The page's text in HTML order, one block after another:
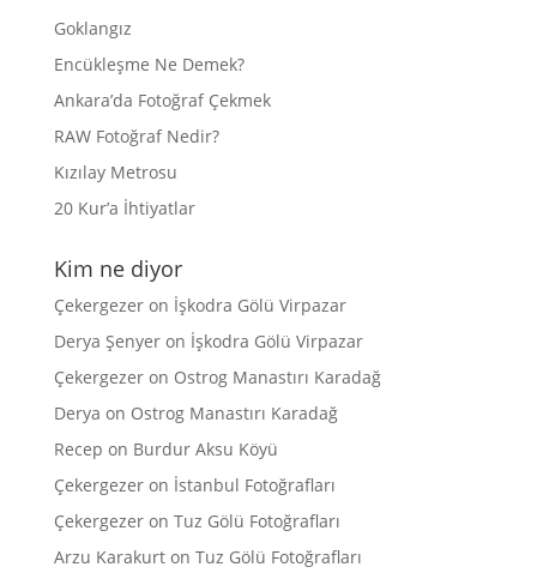
Goklangız
Encükleşme Ne Demek?
Ankara’da Fotoğraf Çekmek
RAW Fotoğraf Nedir?
Kızılay Metrosu
20 Kur’a İhtiyatlar
Kim ne diyor
Çekergezeron İşkodra Gölü Virpazar
Derya Şenyeron İşkodra Gölü Virpazar
Çekergezeron Ostrog Manastırı Karadağ
Derya on Ostrog Manastırı Karadağ
Recep on Burdur Aksu Köyü
Çekergezeron İstanbul Fotoğrafları
Çekergezeron Tuz Gölü Fotoğrafları
Arzu Karakurton Tuz Gölü Fotoğrafları